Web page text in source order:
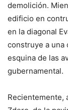
demolición.
edificio en
en la diagonal
construye a una
esquina de las
gubernamental.
Recientemente,